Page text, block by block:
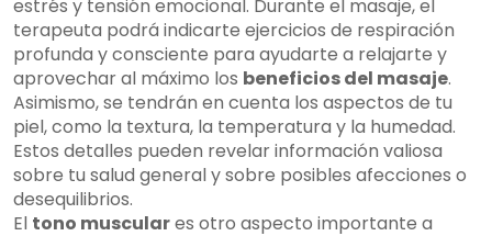
estrés y tensión emocional. Durante el masaje, el
terapeuta podrá indicarte ejercicios de respiración
profunda y consciente para ayudarte a relajarte y
aprovechar al máximo los beneficios del masaje.
Asimismo, se tendrán en cuenta los aspectos de tu
piel, como la textura, la temperatura y la humedad.
Estos detalles pueden revelar información valiosa
sobre tu salud general y sobre posibles afecciones o
desequilibrios.
El tono musculares otro aspecto importante a